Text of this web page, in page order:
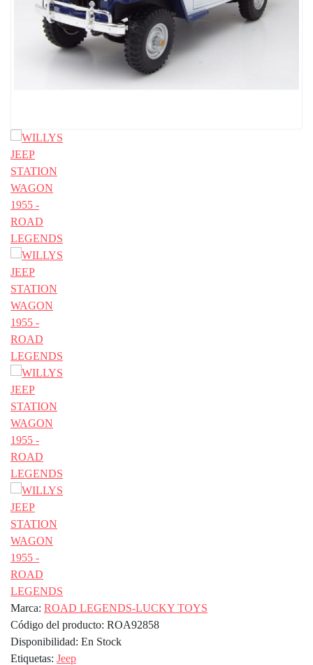
Marca: ROAD LEGENDS-LUCKY TOYS
Código del producto: ROA92858
Disponibilidad: En Stock
Etiquetas: Jeep